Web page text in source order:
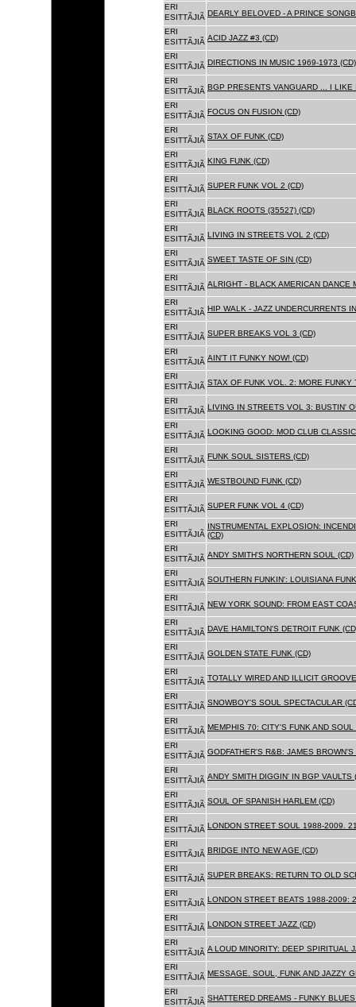
ERI
ESITTÃJIÃ DEARLY BELOVED - A PRINCE
ERI
ESITTÃJIÃ ACID JAZZ #3 (CD)
ERI
ESITTÃJIÃ DIRECTIONS IN MUSIC 1969-1973 (CD)
ERI
ESITTÃJIÃ BGP PRESENTS VANGUARD ... I LIKE
ERI
ESITTÃJIÃ FOCUS ON FUSION (CD)
ERI
ESITTÃJIÃ STAX OF FUNK (CD)
ERI
ESITTÃJIÃ KING FUNK (CD)
ERI
ESITTÃJIÃ SUPER FUNK VOL 2 (CD)
ERI
ESITTÃJIÃ BLACK ROOTS (35527) (CD)
ERI
ESITTÃJIÃ LIVING IN STREETS VOL 2 (CD)
ERI
ESITTÃJIÃ SWEET TASTE OF SIN (CD)
ERI
ESITTÃJIÃ ALRIGHT - BLACK AMERICAN DANCE
ERI
ESITTÃJIÃ HIP WALK - JAZZ UNDERCURRENTS
ERI
ESITTÃJIÃ SUPER BREAKS VOL 3 (CD)
ERI
ESITTÃJIÃ AIN'T IT FUNKY NOW! (CD)
ERI
ESITTÃJIÃ STAX OF FUNK VOL. 2: MORE FUNKY
ERI
ESITTÃJIÃ LIVING IN STREETS VOL 3: BUSTIN'
ERI
ESITTÃJIÃ LOOKING GOOD: MOD CLUB
ERI
ESITTÃJIÃ FUNK SOUL SISTERS (CD)
ERI
ESITTÃJIÃ WESTBOUND FUNK (CD)
ERI
ESITTÃJIÃ SUPER FUNK VOL 4 (CD)
ERI
ESITTÃJIÃ
INSTRUMENTAL EXPLOSION:
(CD)
ERI
ESITTÃJIÃ ANDY SMITH'S NORTHERN SOUL (CD)
ERI
ESITTÃJIÃ SOUTHERN FUNKIN': LOUISIANA
ERI
ESITTÃJIÃ NEW YORK SOUND: FROM EAST
ERI
ESITTÃJIÃ DAVE HAMILTON'S DETROIT FUNK
ERI
ESITTÃJIÃ GOLDEN STATE FUNK (CD)
ERI
ESITTÃJIÃ TOTALLY WIRED AND ILLICIT
ERI
ESITTÃJIÃ SNOWBOY'S SOUL SPECTACULAR
ERI
ESITTÃJIÃ MEMPHIS 70: CITY'S FUNK AND
ERI
ESITTÃJIÃ GODFATHER'S R&B: JAMES
ERI
ESITTÃJIÃ ANDY SMITH DIGGIN' IN BGP VAULTS
ERI
ESITTÃJIÃ SOUL OF SPANISH HARLEM (CD)
ERI
ESITTÃJIÃ LONDON STREET SOUL 1988-2009.
ERI
ESITTÃJIÃ BRIDGE INTO NEW AGE (CD)
ERI
ESITTÃJIÃ SUPER BREAKS: RETURN TO OLD
ERI
ESITTÃJIÃ LONDON STREET BEATS 1988-2009:
ERI
ESITTÃJIÃ LONDON STREET JAZZ (CD)
ERI
ESITTÃJIÃ A LOUD MINORITY: DEEP SPIRITUAL
ERI
ESITTÃJIÃ MESSAGE. SOUL, FUNK AND JAZZY
ERI
ESITTÃJIÃ SHATTERED DREAMS - FUNKY